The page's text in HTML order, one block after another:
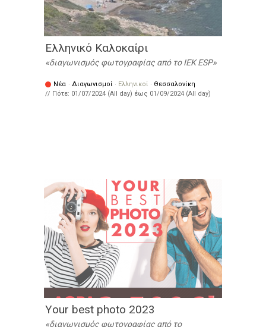
Ελληνικό Καλοκαίρι
διαγωνισμός φωτογραφίας από το IEK ESP
Νέα · Διαγωνισμοί · Ελληνικοί · Θεσσαλονίκη
// Πότε: 01/07/2024 (All day) έως 01/09/2024 (All day)
Υour best photo 2023
διαγωνισμός φωτογραφίας από το